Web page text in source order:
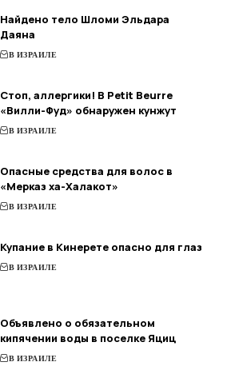
Найдено тело Шломи Эльдара
Даяна
В ИЗРАИЛЕ
Стоп, аллергики! В Petit Beurre
«Вилли-Фуд» обнаружен кунжут
В ИЗРАИЛЕ
Опасные средства для волос в
«Мерказ ха-Халакот»
В ИЗРАИЛЕ
Купание в Кинерете опасно для глаз
В ИЗРАИЛЕ
Объявлено о обязательном
кипячении воды в поселке Яциц
В ИЗРАИЛЕ